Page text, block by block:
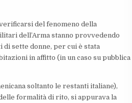
del fenomeno della
dell’Arma stanno provvedendo
sette donne, per cui è stata
in affitto (in un caso su pubblica
soltanto le restanti italiane),
formalità di rito, si appurava la